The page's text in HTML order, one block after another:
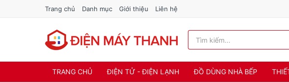
Trang chủ Danh mục Giới thiệu Liên hệ
TRANG CHỦ ĐIỆN TỬ - ĐIỆN LẠNH ĐỒ DÙNG NHÀ BẾP